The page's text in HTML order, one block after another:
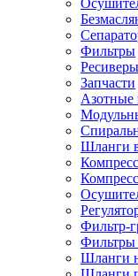
Фильтры
Запчасти
Азотные
Шланги
Фильтр-
Фильтры
Шланги